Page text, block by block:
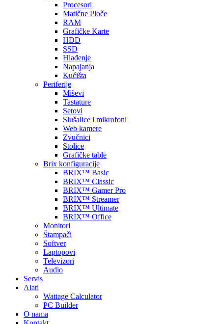
Procesori
Matične Ploče
RAM
Grafičke Karte
HDD
SSD
Hlađenje
Napajanja
Kućišta
Periferije
Miševi
Tastature
Setovi
Slušalice i mikrofoni
Web kamere
Zvučnici
Stolice
Grafičke table
Brix konfiguracije
BRIX™ Basic
BRIX™ Classic
BRIX™ Gamer Pro
BRIX™ Streamer
BRIX™ Ultimate
BRIX™ Office
Monitori
Štampači
Softver
Laptopovi
Televizori
Audio
Servis
Alati
Wattage Calculator
PC Builder
O nama